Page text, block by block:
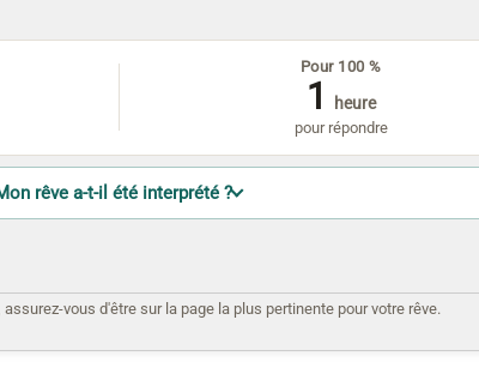
Pour 100 %
1 heure
pour répondre
rêve a-t-il été interprété ?
vous d'être sur la page la plus pertinente pour votre rêve.